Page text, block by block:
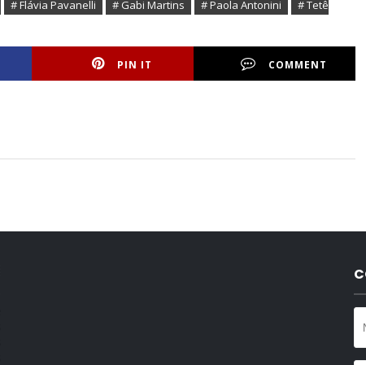
# Flávia Pavanelli # Gabi Martins # Paola Antonini
# Tetê
PIN IT COMMENT